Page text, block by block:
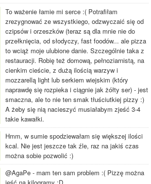
To ważenie łamie mi serce :( Potrafiłam
zrezygnować ze wszystkiego, odzwyczaić się od
czipsów i orzeszków (teraz są dla mnie nie do
przełknięcia, od słodyczy, fast foodów... ale pizza
to wciąż moje ulubione danie. Szczególnie taka z
restauracji. Robię też domową, pełnoziarnistą, na
cienkim cieście, z dużą ilością warzyw i
mozzarellą light lub serkiem wiejskim (który
naprawdę się rozpieka i ciągnie jak żółty ser) - jest
smaczna, ale to nie ten smak tłuściutkiej pizzy :)
A żeby się nią nacieszyć musiałabym zjeść 3-4
takie kawałki.
Hmm, w sumie spodziewałam się większej ilości
kcal. Nie jest jeszcze tak źle, raz na jakiś czas
można sobie pozwolić :)
@AgaPe - mam ten sam problem :( Pizzę można